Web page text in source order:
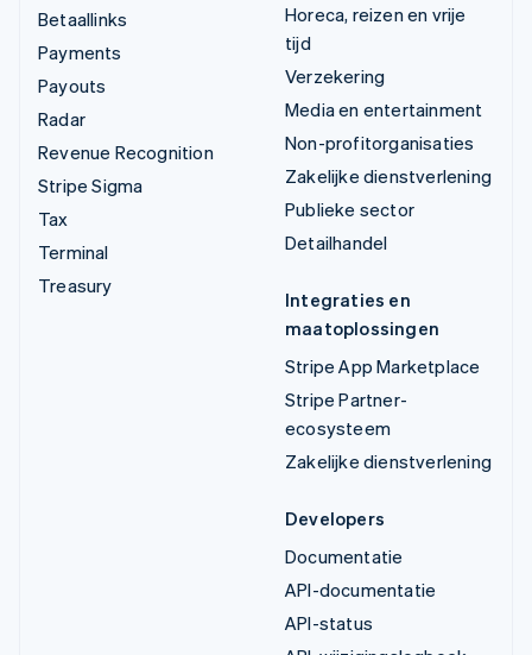
Betaallinks
Payments
Payouts
Radar
Revenue Recognition
Stripe Sigma
Tax
Terminal
Treasury
Horeca, reizen en vrije
tijd
Verzekering
Media en entertainment
Non-profitorganisaties
Zakelijke dienstverlening
Publieke sector
Detailhandel
Integraties en
maatoplossingen
Stripe App Marketplace
Stripe Partner-
ecosysteem
Zakelijke dienstverlening
Developers
Documentatie
API-documentatie
API-status